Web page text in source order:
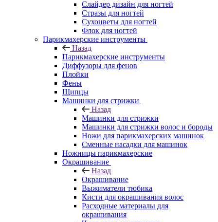
Слайдер дизайн для ногтей
Стразы для ногтей
Сухоцветы для ногтей
Флок для ногтей
Парикмахерские инструменты
Назад
Парикмахерские инструменты
Диффузоры для фенов
Плойки
Фены
Щипцы
Машинки для стрижки
Назад
Машинки для стрижки
Машинки для стрижки волос и бороды
Ножи для парикмахерских машинок
Сменные насадки для машинок
Ножницы парикмахерские
Окрашивание
Назад
Окрашивание
Выжиматели тюбика
Кисти для окрашивания волос
Расходные материалы для
окрашивания